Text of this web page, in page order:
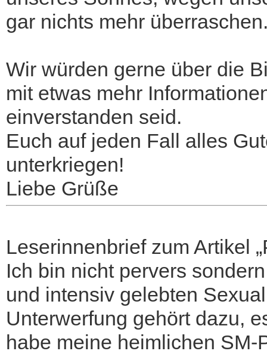
gar nichts mehr
Wir würden gerne über die
mit etwas mehr
einverstanden seid.
Euch auf jeden Fall alles
unterkriegen!
Liebe Grüße
Leserinnenbrief zum Artikel
Ich bin nicht pervers
und intensiv gelebten
Unterwerfung gehört dazu,
habe meine heimlichen